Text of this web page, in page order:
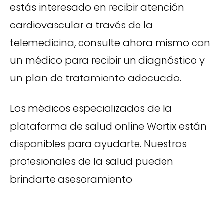
estás interesado en recibir atención
cardiovascular a través de la
telemedicina, consulte ahora mismo con
un médico para recibir un diagnóstico y
un plan de tratamiento adecuado.
Los médicos especializados de la
plataforma de salud online Wortix están
disponibles para ayudarte. Nuestros
profesionales de la salud pueden
brindarte asesoramiento